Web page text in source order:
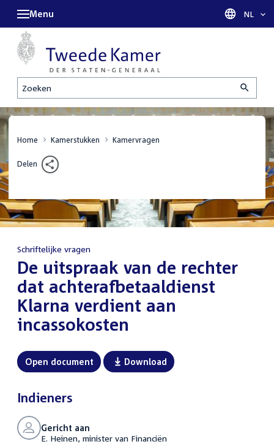
Zoeken
Menu Taal
NL
Home Kamerstukken Kamervragen
Delen
Schriftelijke vragen
:De uitspraak van de rechter
dat achterafbetaaldienst
Klarna verdient aan
incassokosten
Open document Download
Indieners
Gericht aan
E. Heinen, minister van Financiën